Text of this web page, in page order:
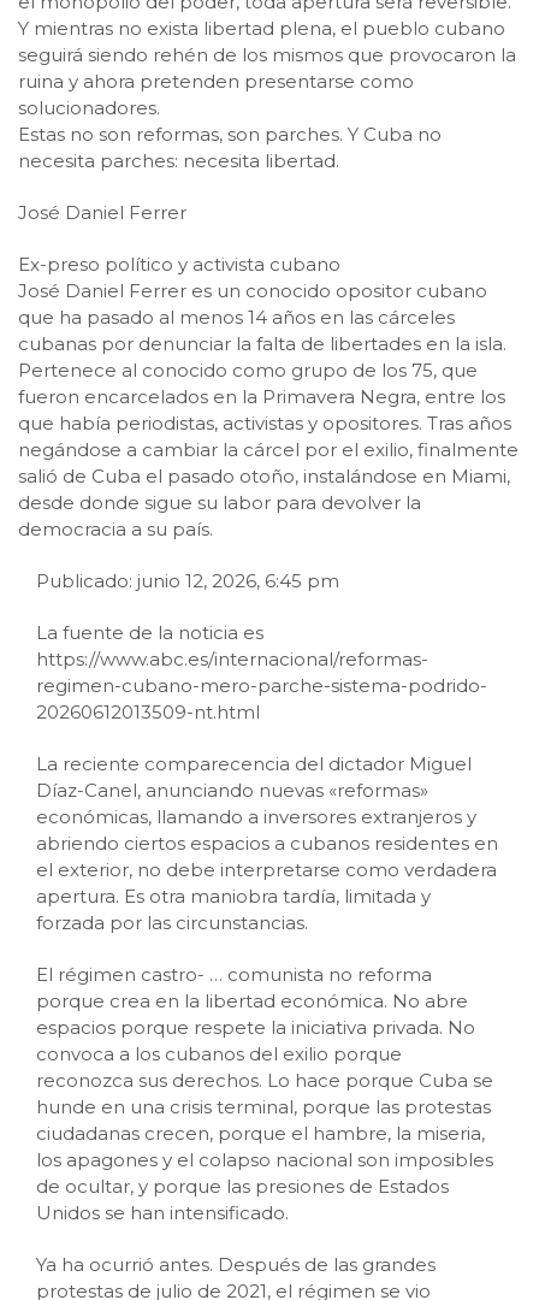
Y mientras no exista libertad plena, el pueblo cubano
seguirá siendo rehén de los mismos que provocaron la
ruina y ahora pretenden presentarse como
solucionadores.
Estas no son reformas, son parches. Y Cuba no
necesita parches: necesita libertad.
José Daniel Ferrer
Ex-preso político y activista cubano
José Daniel Ferrer es un conocido opositor cubano
que ha pasado al menos 14 años en las cárceles
cubanas por denunciar la falta de libertades en la isla.
Pertenece al conocido como grupo de los 75, que
fueron encarcelados en la Primavera Negra, entre los
que había periodistas, activistas y opositores. Tras años
negándose a cambiar la cárcel por el exilio, finalmente
salió de Cuba el pasado otoño, instalándose en Miami,
desde donde sigue su labor para devolver la
democracia a su país.
Publicado: junio 12, 2026, 6:45 pm
La fuente de la noticia es
https://www.abc.es/internacional/reformas-
regimen-cubano-mero-parche-sistema-podrido-
20260612013509-nt.html
La reciente comparecencia del dictador Miguel
Díaz-Canel, anunciando nuevas «reformas»
económicas, llamando a inversores extranjeros y
abriendo ciertos espacios a cubanos residentes en
el exterior, no debe interpretarse como verdadera
apertura. Es otra maniobra tardía, limitada y
forzada por las circunstancias.
El régimen castro- … comunista no reforma
porque crea en la libertad económica. No abre
espacios porque respete la iniciativa privada. No
convoca a los cubanos del exilio porque
reconozca sus derechos. Lo hace porque Cuba se
hunde en una crisis terminal, porque las protestas
ciudadanas crecen, porque el hambre, la miseria,
los apagones y el colapso nacional son imposibles
de ocultar, y porque las presiones de Estados
Unidos se han intensificado.
Ya ha ocurrió antes. Después de las grandes
protestas de julio de 2021, el régimen se vio